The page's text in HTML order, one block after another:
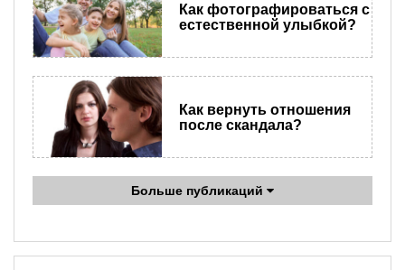
Как фотографироваться с
естественной улыбкой?
Как вернуть отношения
после скандала?
Больше публикаций